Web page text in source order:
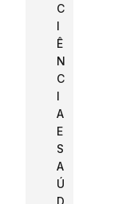
C
I
Ê
N
C
I
A
E
S
A
Ú
D